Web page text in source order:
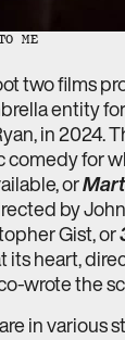
ME
two films
entity
in 2024.
comedy for
or
by
Gist, or
its heart,
wrote the
in various